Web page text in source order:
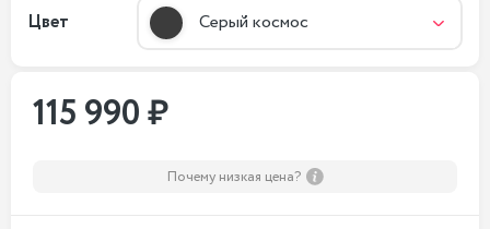
Цвет Серый космос
115 990 ₽
Почему низкая цена?